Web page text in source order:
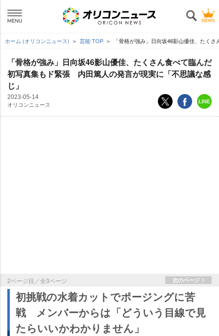
ホーム (オリコンニュース) 芸能 TOP 「骨格が強み」日向坂46影山優佳、たく
「骨格が強み」日向坂46影山優佳、たくさん食べて臨んだ
初写真集もド緊張 内田篤人の発言が現実に「不思議な感
じ」
2023-05-14
オリコンニュース
2ページ目／全3ページ 次のページ
初挑戦の水着カットでポージングに苦
戦 メンバーからは「どういう目線で見
たらいいかわかりません」